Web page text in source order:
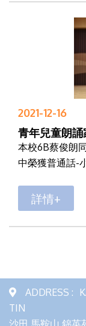
2021-12-16
青年兒童朗誦
本校6B蔡俊朗
中榮獲普通話-
詳情+
ADDRESS :
TIN
沙田 馬鞍山 錦英